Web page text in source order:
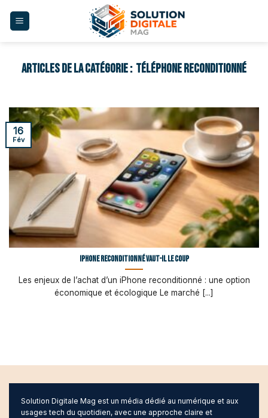
TÉLÉPHONE RECONDITIONNÉ
iPhone reconditionné vaut-il le coup
Les enjeux de l’achat d’un iPhone reconditionné : une option
économique et écologique Le marché [...]
16
Fév
Solution Digitale Mag est un média dédié au numérique et aux
usages tech du quotidien, avec une approche claire et